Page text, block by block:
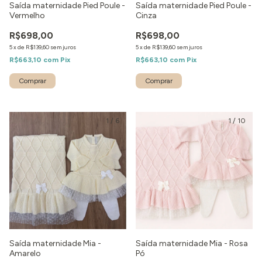
Saída maternidade Pied Poule -
Vermelho
R$698,00
5xde R$139,60 sem juros
R$663,10 com Pix
Comprar
Saída maternidade Pied Poule -
Cinza
R$698,00
5xde R$139,60 sem juros
R$663,10 com Pix
Comprar
1 / 6
Saída maternidade Mia -
Amarelo
1 / 10
Saída maternidade Mia - Rosa
Pó